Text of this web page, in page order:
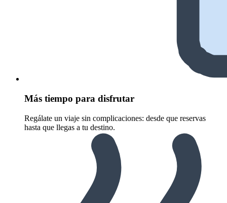
Más tiempo para disfrutar
Regálate un viaje sin complicaciones: desde que reservas
hasta que llegas a tu destino.